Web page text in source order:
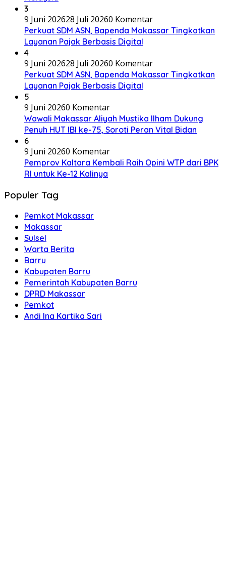
3
9 Juni 202628 Juli 20260 Komentar
Perkuat SDM ASN, Bapenda Makassar Tingkatkan
Layanan Pajak Berbasis Digital
4
9 Juni 202628 Juli 20260 Komentar
Perkuat SDM ASN, Bapenda Makassar Tingkatkan
Layanan Pajak Berbasis Digital
5
9 Juni 20260 Komentar
Wawali Makassar Aliyah Mustika Ilham Dukung
Penuh HUT IBI ke-75, Soroti Peran Vital Bidan
6
9 Juni 20260 Komentar
Pemprov Kaltara Kembali Raih Opini WTP dari BPK
RI untuk Ke-12 Kalinya
Populer Tag
Pemkot Makassar
Makassar
Sulsel
Warta Berita
Barru
Kabupaten Barru
Pemerintah Kabupaten Barru
DPRD Makassar
Pemkot
Andi Ina Kartika Sari